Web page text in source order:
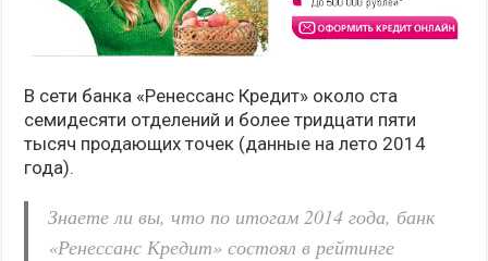
В сети банка «Ренессанс Кредит» около ста
семидесяти отделений и более тридцати пяти
тысяч продающих точек (данные на лето 2014
года).
Знаете ли вы, что по итогам 2014 года, банк
«Ренессанс Кредит» состоял в рейтинге